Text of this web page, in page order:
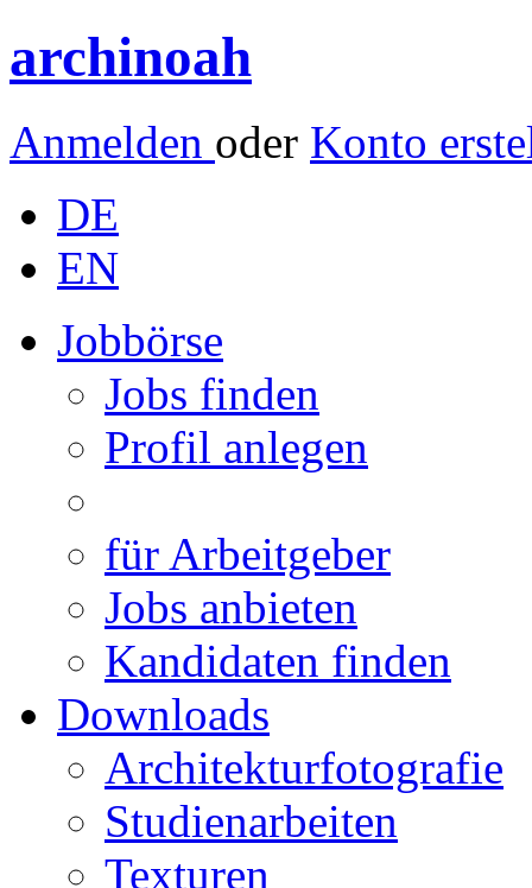
archinoah
Anmelden oder Konto
DE
EN
Jobbörse
Jobs finden
Profil anlegen
für Arbeitgeber
Jobs anbieten
Kandidaten finden
Downloads
Architekturfotografie
Studienarbeiten
Texturen